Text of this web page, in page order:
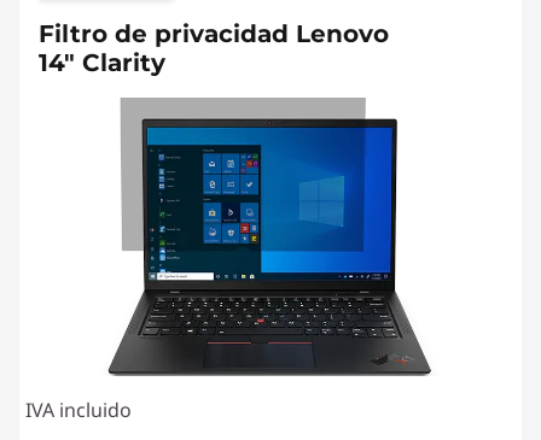
Filtro de privacidad Lenovo
14" Clarity
IVA incluido